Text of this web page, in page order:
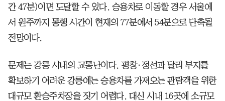
간 47분)이면 도달할 수 있다. 승용차로 이동할 경우 서울에
서 원주까지 통행 시간이 현재의 77분에서 54분으로 단축될
전망이다.
문제는 강릉 시내의 교통난이다. 평창·정선과 달리 부지를
확보하기 어려운 강릉에는 승용차를 가져오는 관람객을 위한
대규모 환승주차장을 짓기 어렵다. 대신 시내 16곳에 소규모